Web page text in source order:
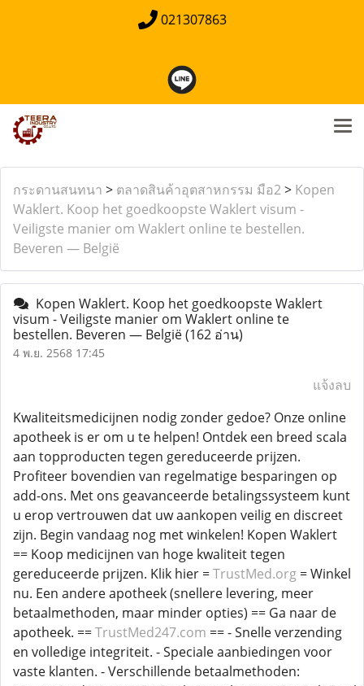
021307863
กระดานสนทนา > ตลาดสินค้าอุตสาหกรรม มือ2> Kopen
Waklert. Koop het goedkoopste Waklert visum -
Veiligste manier om Waklert online te bestellen.
Beveren — België
Kopen Waklert. Koop het goedkoopste Waklert
visum - Veiligste manier om Waklert online te
bestellen. Beveren — België(162 อ่าน)
4 พ.ย. 2568 17:45
แจ้งลบ
Kwaliteitsmedicijnen nodig zonder gedoe? Onze online
apotheek is er om u te helpen! Ontdek een breed scala
aan topproducten tegen gereduceerde prijzen.
Profiteer bovendien van regelmatige besparingen op
add-ons. Met ons geavanceerde betalingssysteem kunt
u erop vertrouwen dat uw aankopen veilig en discreet
zijn. Begin vandaag nog met winkelen! Kopen Waklert
== Koop medicijnen van hoge kwaliteit tegen
gereduceerde prijzen. Klik hier =TrustMed.org = Winkel
nu. Een andere apotheek (snellere levering, meer
betaalmethoden, maar minder opties) == Ga naar de
apotheek. ==TrustMed247.com == - Snelle verzending
en volledige integriteit. - Speciale aanbiedingen voor
vaste klanten. - Verschillende betaalmethoden: